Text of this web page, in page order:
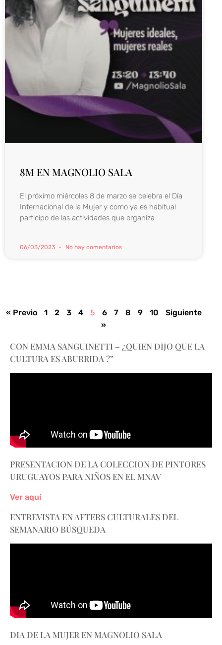
8M EN MAGNOLIO SALA
El próximo miércoles 8 de marzo se celebra el Día
Internacional de la Mujer y como ya es habitual
participo de las actividades que organiza
06/03/2023 No hay comentarios
« Previo 1 2 3 4 5 6 7 8 9 10
Siguiente
»
CON EMMA SANGUINETTI – ¿QUIEN DIJO QUE LA
CULTURA ES ABURRIDA ?”
PRESENTACION DE LA COLECCION DE PINTORES
URUGUAYOS PARA NIÑOS EN EL MNAV
Ver aquí
ENTREVISTA EN AFTERS CULTURALES DEL
SEMANARIO BÚSQUEDA
DIA DE LA MUJER EN MAGNOLIO SALA